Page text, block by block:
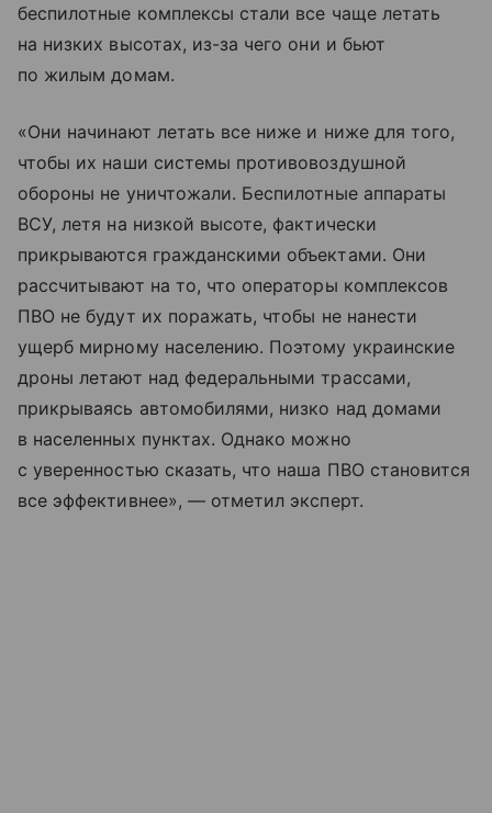
беспилотные комплексы стали все чаще летать
на низких высотах, из-за чего они и бьют
по жилым домам.
«Они начинают летать все ниже и ниже для того,
чтобы их наши системы противовоздушной
обороны не уничтожали. Беспилотные аппараты
ВСУ, летя на низкой высоте, фактически
прикрываются гражданскими объектами. Они
рассчитывают на то, что операторы комплексов
ПВО не будут их поражать, чтобы не нанести
ущерб мирному населению. Поэтому украинские
дроны летают над федеральными трассами,
прикрываясь автомобилями, низко над домами
в населенных пунктах. Однако можно
с уверенностью сказать, что наша ПВО становится
все эффективнее», — отметил эксперт.